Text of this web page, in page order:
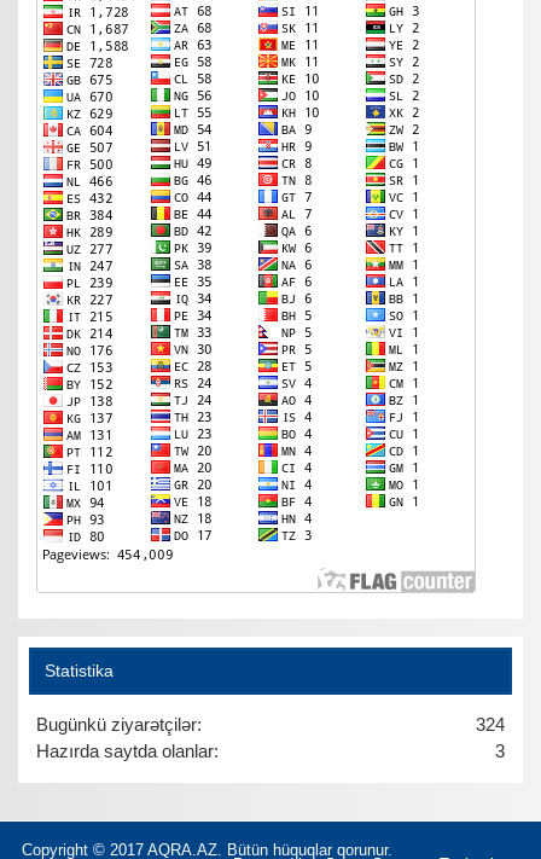
Statistika
324
Bugünkü ziyarətçilər:
3
Hazırda saytda olanlar:
Copyright © 2017 AQRA.AZ. Bütün hüquqlar qorunur.